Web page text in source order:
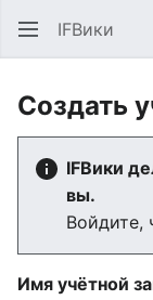
IFВики
Создать
IFВики
вы.
Войдите,
Имя учётной